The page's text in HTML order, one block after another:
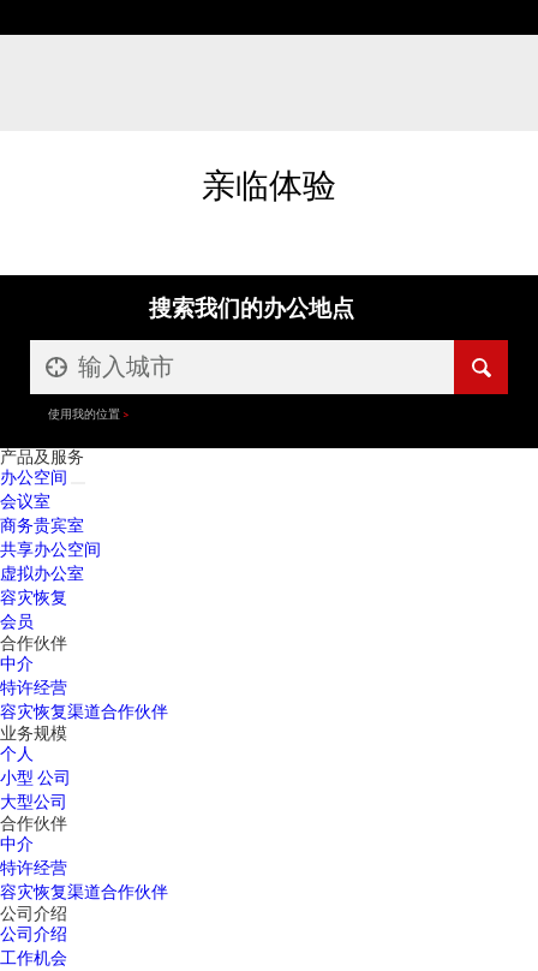
亲临体验
搜索我们的办公地点
使用我的位置
产品及服务
办公空间
会议室
商务贵宾室
共享办公空间
虚拟办公室
容灾恢复
会员
合作伙伴
中介
特许经营
容灾恢复渠道合作伙伴
业务规模
个人
小型 公司
大型公司
合作伙伴
中介
特许经营
容灾恢复渠道合作伙伴
公司介绍
公司介绍
工作机会